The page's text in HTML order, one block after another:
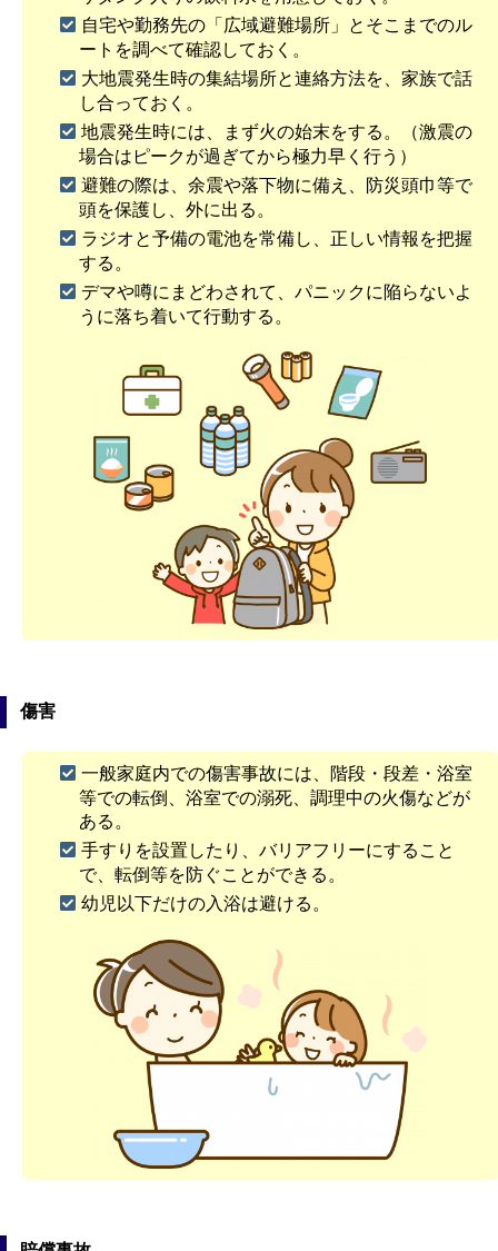
自宅や勤務先の「広域避難場所」とそこまでのル
ートを調べて確認しておく。
大地震発生時の集結場所と連絡方法を、家族で話
し合っておく。
地震発生時には、まず火の始末をする。（激震の
場合はピークが過ぎてから極力早く行う）
避難の際は、余震や落下物に備え、防災頭巾等で
頭を保護し、外に出る。
ラジオと予備の電池を常備し、正しい情報を把握
する。
デマや噂にまどわされて、パニックに陥らないよ
うに落ち着いて行動する。
傷害
一般家庭内での傷害事故には、階段・段差・浴室
等での転倒、浴室での溺死、調理中の火傷などが
ある。
手すりを設置したり、バリアフリーにすること
で、転倒等を防ぐことができる。
幼児以下だけの入浴は避ける。